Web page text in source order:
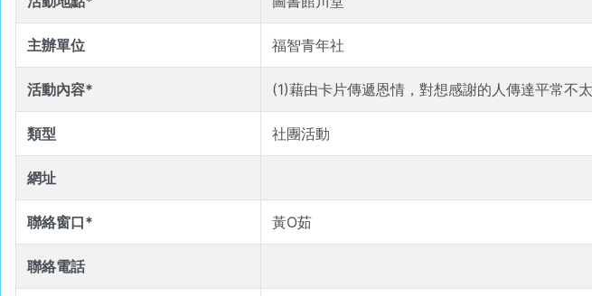
主辦單位 福智青年社
活動內容* (1)藉由卡片傳遞恩情，對想感謝的人傳達平常不
類型 社團活動
網址
聯絡窗口* 黃O茹
聯絡電話